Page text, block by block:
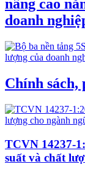
nâng cao
doanh
Chính sách,
TCVN 14237-
suất và chất